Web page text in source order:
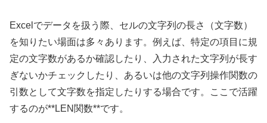
Excelでデータを扱う際、セルの文字列の長さ（文字数）
を知りたい場面は多々あります。例えば、特定の項目に規
定の文字数があるか確認したり、入力された文字列が長す
ぎないかチェックしたり、あるいは他の文字列操作関数の
引数として文字数を指定したりする場合です。ここで活躍
するのが**LEN関数**です。